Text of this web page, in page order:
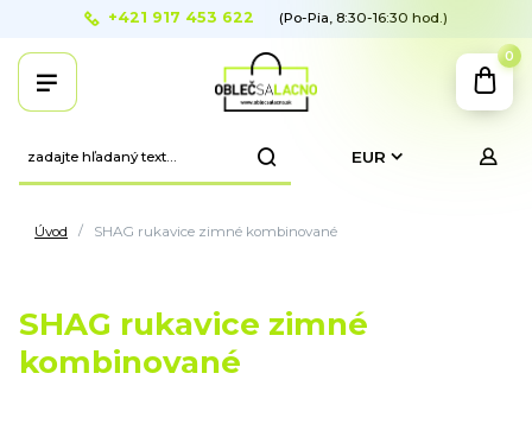
EUR
+421 917 453 622 (Po-Pia, 8:30-16:30 hod.)
0
Úvod SHAG rukavice zimné kombinované
SHAG rukavice zimné
kombinované